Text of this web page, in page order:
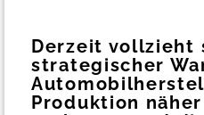
Derzeit vollzieht
strategischer
Produktion